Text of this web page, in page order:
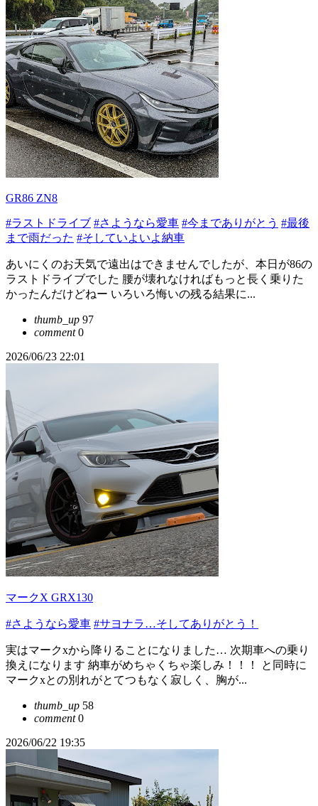
GR86 ZN8
#ラストドライブ #さようなら愛車 #今までありがとう #最後
まで雨だった #そしていよいよ納車
あいにくのお天気で遠出はできませんでしたが、本日が86の
ラストドライブでした 腰が壊れなければもっと長く乗りた
かったんだけどねー いろいろ悔いの残る結果に...
thumb_up 97
comment0
2026/06/23 22:01
マークX GRX130
#さようなら愛車 #サヨナラ…そしてありがとう！
実はマークxから降りることになりました… 次期車への乗り
換えになります 納車がめちゃくちゃ楽しみ！！！ と同時に
マークxとの別れがとてつもなく寂しく、胸が...
thumb_up 58
comment0
2026/06/22 19:35